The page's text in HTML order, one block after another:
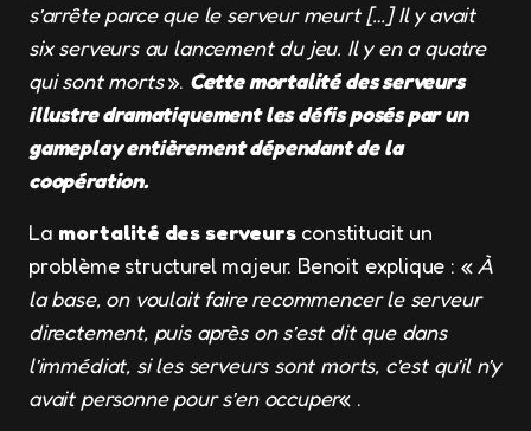
s’arrête parce que le serveur meurt […] Il y avait
six serveurs au lancement du jeu. Il y en a quatre
qui sont morts». Cette mortalité des serveurs
illustre dramatiquement les défis posés par un
gameplay entièrement dépendant de la
coopération.
La mortalité des serveursconstituait un
problème structurel majeur. Benoit explique : « À
la base, on voulait faire recommencer le serveur
directement, puis après on s’est dit que dans
l’immédiat, si les serveurs sont morts, c’est qu’il n’y
avait personne pour s’en occuper« .